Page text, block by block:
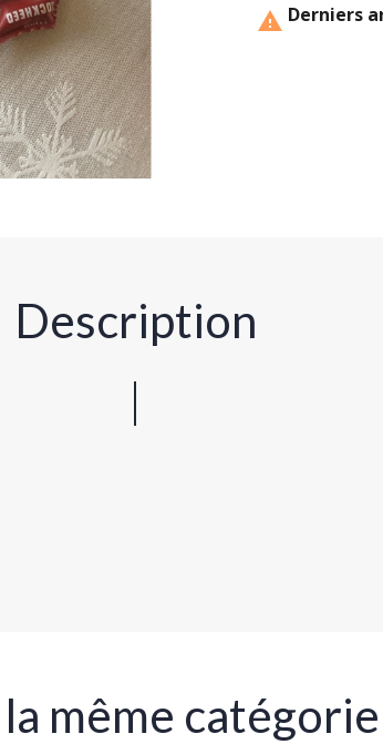
 Derniers
Description
même catégorie